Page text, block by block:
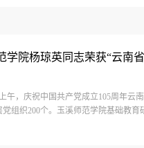
学院杨琼英同志荣获“云南
午，庆祝中国共产党成立105周年云
党组织200个。玉溪师范学院基础教